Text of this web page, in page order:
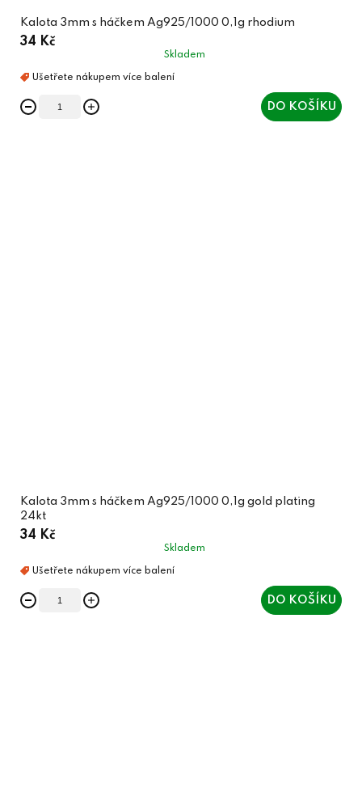
Kalota 3mm s háčkem Ag925/1000 0,1g rhodium
34 Kč
Skladem
DO KOŠÍKU
Kalota 3mm s háčkem Ag925/1000 0,1g gold plating
24kt
34 Kč
Skladem
DO KOŠÍKU